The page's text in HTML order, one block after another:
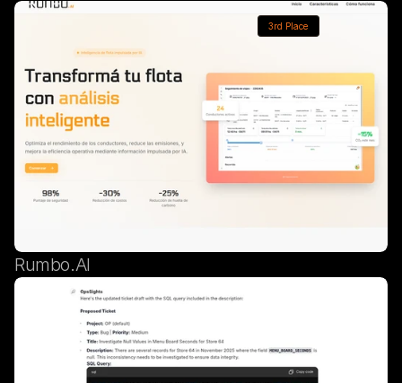
3rd Place
Rumbo.AI